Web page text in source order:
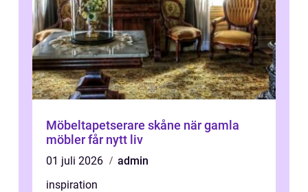
Möbeltapetserare skåne när gamla
möbler får nytt liv
01 juli 2026
admin
inspiration